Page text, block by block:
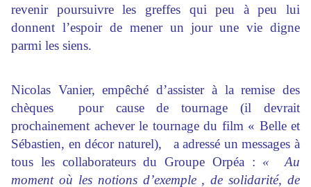
revenir poursuivre les greffes qui peu à peu lui
donnent l’espoir de mener un jour une vie digne
parmi les siens.
Nicolas Vanier, empêché d’assister à la remise des
chèques pour cause de tournage (il devrait
prochainement achever le tournage du film « Belle et
Sébastien, en décor naturel), a adressé un messages à
tous les collaborateurs du Groupe Orpéa : « Au
moment où les notions d’exemple , de solidarité, de